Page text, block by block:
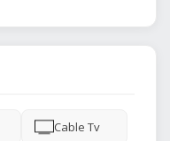
Cable Tv